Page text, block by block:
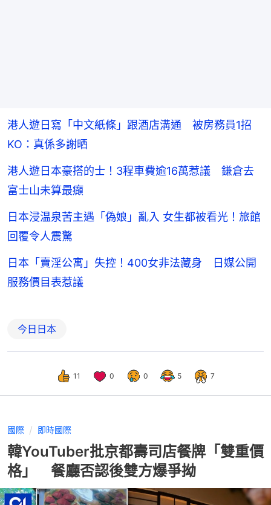
港人遊日寫「中文紙條」跟酒店溝通 被房務員1招
KO：真係多謝晒
港人遊日本豪搭的士！3程車費逾16萬惹議 鎌倉去
富士山未算最癲
日本浸温泉苦主遇「偽娘」亂入 女生都被看光！旅館
回覆令人震驚
日本「賣淫公寓」失控！400女非法藏身 日媒公開
服務價目表惹議
今日日本
11 0 0 5 7
國際 即時國際
韓YouTuber批京都壽司店餐牌「雙重價
格」 餐廳否認後雙方爆爭拗